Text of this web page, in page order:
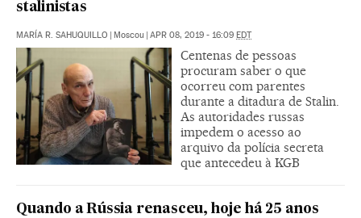
stalinistas
MARÍA R. SAHUQUILLO Moscou APR 08, 2019 - 16:09 EDT
Centenas de pessoas
procuram saber o que
ocorreu com parentes
durante a ditadura de Stalin.
As autoridades russas
impedem o acesso ao
arquivo da polícia secreta
que antecedeu à KGB
Quando a Rússia renasceu, hoje há 25 anos